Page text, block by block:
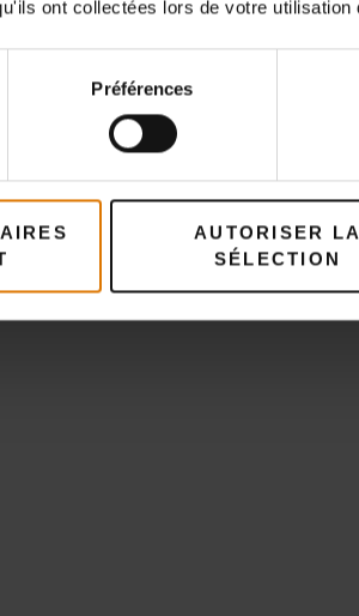
ont collectées lors de votre utilisation
Préférences
AUTORISER LA
SÉLECTION
Préparons-
Accessoires